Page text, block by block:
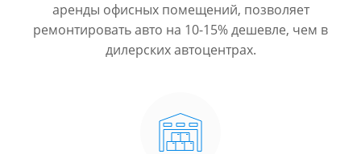
аренды офисных помещений, позволяет
ремонтировать авто на 10-15% дешевле, чем в
дилерских автоцентрах.